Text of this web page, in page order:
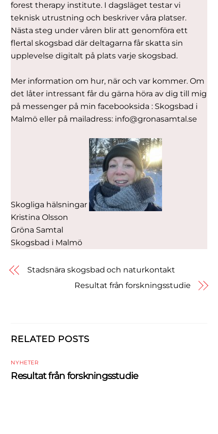
forest therapy institute. I dagsläget testar vi
teknisk utrustning och beskriver våra platser.
Nästa steg under våren blir att genomföra ett
flertal skogsbad där deltagarna får skatta sin
upplevelse digitalt på plats varje skogsbad.
Mer information om hur, när och var kommer. Om
det låter intressant får du gärna höra av dig till mig
på messenger på min facebooksida : Skogsbad i
Malmöeller på mailadress: info@gronasamtal.se
Skogliga hälsningar
Kristina Olsson
Gröna Samtal
Skogsbad i Malmö
Stadsnära skogsbad och naturkontakt
Resultat från forskningsstudie
RELATED POSTS
NYHETER
Resultat från forskningsstudie